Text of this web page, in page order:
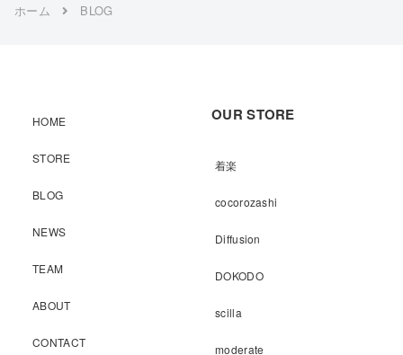
ホーム BLOG
HOME
STORE
BLOG
NEWS
TEAM
ABOUT
CONTACT
OUR STORE
着楽
cocorozashi
Diffusion
DOKODO
scilla
moderate